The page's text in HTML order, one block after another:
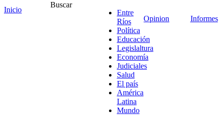
Inicio
Buscar
Entre
Ríos
Política
Educación
Legislaltura
Economía
Judiciales
Salud
El país
América
Latina
Mundo
Opinion Informes